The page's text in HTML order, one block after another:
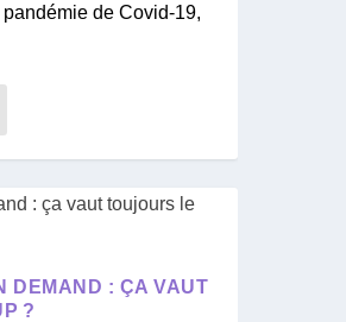
de Covid-19,
DEMAND : ÇA VAUT
?